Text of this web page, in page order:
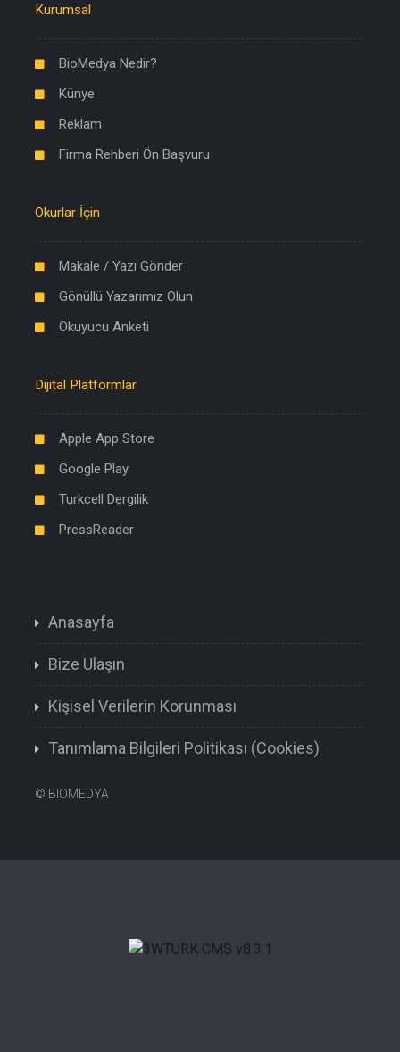
Kurumsal
BioMedya Nedir?
Künye
Reklam
Firma Rehberi Ön Başvuru
Okurlar İçin
Makale / Yazı Gönder
Gönüllü Yazarımız Olun
Okuyucu Anketi
Dijital Platformlar
Apple App Store
Google Play
Turkcell Dergilik
PressReader
Anasayfa
Bize Ulaşın
Kişisel Verilerin Korunması
Tanımlama Bilgileri Politikası (Cookies)
© BIOMEDYA